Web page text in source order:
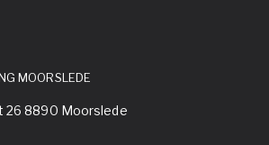
MOORSLEDE
26 8890 Moorslede